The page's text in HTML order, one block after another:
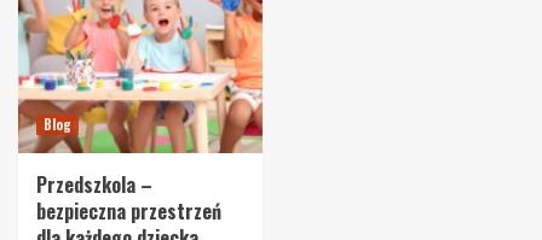
Blog
Przedszkola –
bezpieczna przestrzeń